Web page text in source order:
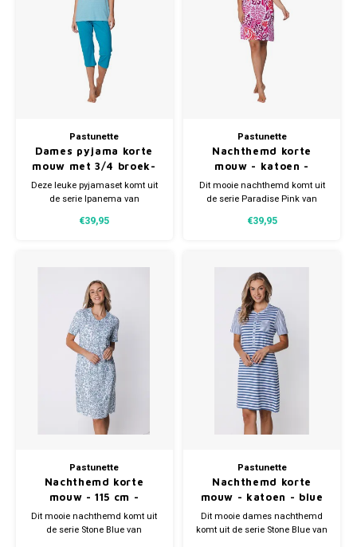
Pastunette
Dames pyjama korte
mouw met 3/4 broek-
turquoise
Deze leuke pyjamaset komt uit
de serie Ipanema van
bestaat uit een top en een
€39,95
Pastunette
Nachthemd korte
mouw - katoen -
paradise pink
Dit mooie nachthemd komt uit
de serie Paradise Pink van
wit van kleur en heeft een
€39,95
Pastunette
Nachthemd korte
mouw - 115 cm -
katoen - deluxe print
Dit mooie nachthemd komt uit
de serie Stone Blue van
Pastunette
Nachthemd korte
mouw - katoen - blue
gestreept
Dit mooie dames nachthemd
komt uit de serie Stone Blue van